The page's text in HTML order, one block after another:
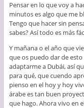
Pensar en lo que voy a
minutos es algo que me
Tengo que hacer sin
sabes? Así todo es más
Y mañana o el año que
que os puedo dar de
adaptarme a Dubái, así
para qué, que cuendo
pienso en el hoy y hoy
árabe es tan buen
que hago. Ahora vivo en